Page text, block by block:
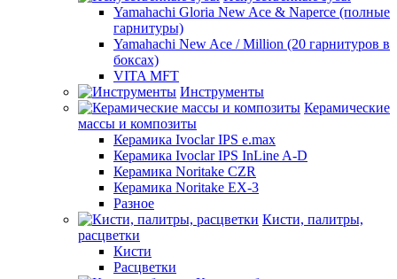
Yamahachi Gloria New Ace & Naperce (полные
гарнитуры)
Yamahachi New Ace / Million (20 гарнитуров в
боксах)
VITA MFT
Инструменты
Керамические
массы и композиты
Керамика Ivoclar IPS e.max
Керамика Ivoclar IPS InLine A-D
Керамика Noritake CZR
Керамика Noritake EX-3
Разное
Кисти, палитры,
расцветки
Кисти
Расцветки